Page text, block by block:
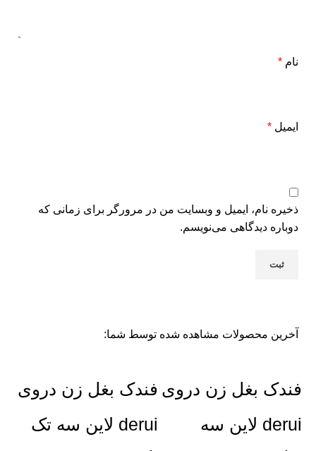
نام *
ایمیل *
ذخیره نام، ایمیل و وبسایت من در مرورگر برای زمانی که
دوباره دیدگاهی می‌نویسم.
آخرین محصولات مشاهده شده توسط شما:
فندک بغل زن دروی
derui لاین سه
فندک بغل زن دروی
derui لاین سه تک